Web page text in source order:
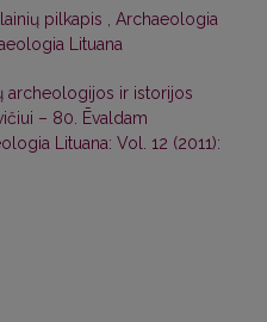
pilkapis
Archaeologia
Lituana
archeologijos ir istorijos
– 80. Ēvaldam
Lituana: Vol. 12 (2011):